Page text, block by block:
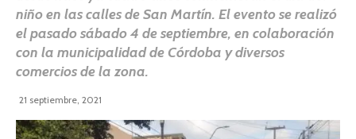
niño en las calles de San Martín. El evento se realizó
el pasado sábado 4 de septiembre, en colaboración
con la municipalidad de Córdoba y diversos
comercios de la zona.
21 septiembre, 2021